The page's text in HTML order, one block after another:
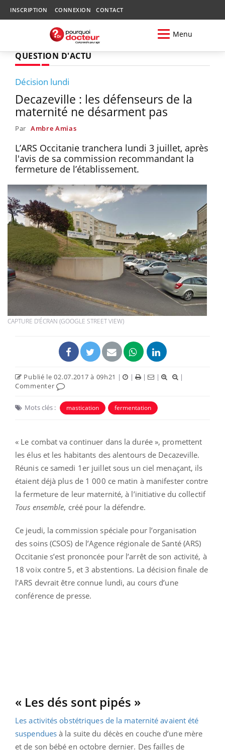
INSCRIPTION CONNEXION CONTACT
Menu
QUESTION D'ACTU
Décision lundi
Decazeville : les défenseurs de la
maternité ne désarment pas
Par Ambre Amias
L’ARS Occitanie tranchera lundi 3 juillet, après
l'avis de sa commission recommandant la
fermeture de l’établissement.
CAPTURE D'ÉCRAN (GOOGLE STREET VIEW)
Publié le 02.07.2017 à 09h21 | | | |
|
Commenter
Mots clés : mastication fermentation
« Le combat va continuer dans la durée », promettent
les élus et les habitants des alentours de Decazeville.
Réunis ce samedi 1er juillet sous un ciel menaçant, ils
étaient déjà plus de 1 000 ce matin à manifester contre
la fermeture de leur maternité, à l’initiative du collectif
Tous ensemble, créé pour la défendre.
Ce jeudi, la commission spéciale pour l’organisation
des soins (CSOS) de l’Agence régionale de Santé (ARS)
Occitanie s’est prononcée pour l’arrêt de son activité, à
18 voix contre 5, et 3 abstentions. La décision finale de
l’ARS devrait être connue lundi, au cours d’une
conférence de presse.
« Les dés sont pipés »
Les activités obstétriques de la maternité avaient été
suspendues à la suite du décès en couche d’une mère
et de son bébé en octobre dernier. Des failles de